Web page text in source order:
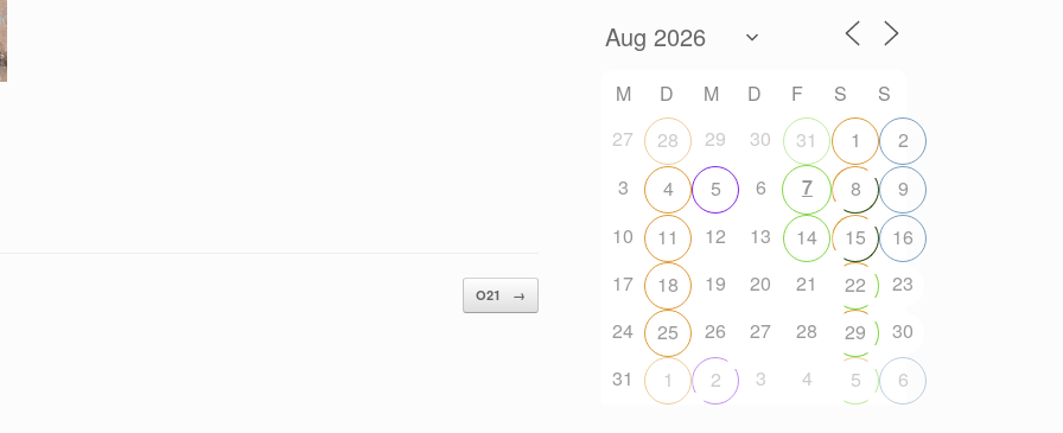
O21 →
M D M D F S
S
27
28 29 30 31 1
2
3
4 5 6 7 8
9
10
11 12 13 14 15
16
17
18 19 20 21 22
23
24
25 26 27 28 29
30
31
1 2 3 4 5 6